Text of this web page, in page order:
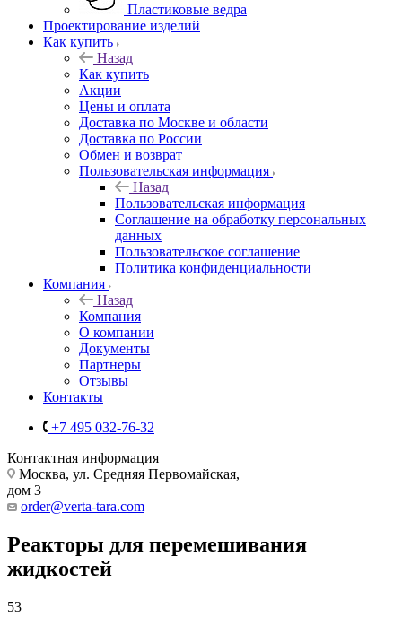
Пластиковые ведра
Проектирование изделий
Как купить
Назад
Как купить
Акции
Цены и оплата
Доставка по Москве и области
Доставка по России
Обмен и возврат
Пользовательская информация
Назад
Пользовательская информация
Соглашение на обработку персональных
данных
Пользовательское соглашение
Политика конфиденциальности
Компания
Назад
Компания
О компании
Документы
Партнеры
Отзывы
Контакты
+7 495 032-76-32
Контактная информация
Москва, ул. Средняя Первомайская,
дом 3
order@verta-tara.com
Реакторы для перемешивания
жидкостей
53